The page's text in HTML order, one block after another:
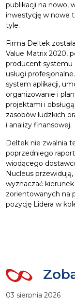
publikacji na nowo,
inwestycję w nowe
tyle.
Firma Deltek
Value Matrix 2020,
producent systemu
usługi
system aplikacji,
organizowanie i
projektami i
zasobów ludzkich
i analizy finansowej.
Deltek nie zwalnia
poprzedniego
wiodącego
Nucleus
wyznaczać
zorientowanych na
pozycję Lidera w
03 sierpnia 2026